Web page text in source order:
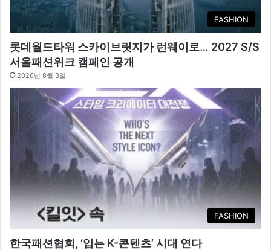
FASHION
롯데월드타워 스카이브릿지가 런웨이로… 2027 S/S
서울패션위크 캠페인 공개
2026년 8월 3일
FASHION
한국패션협회, ‘입는 K-콘텐츠’ 시대 연다